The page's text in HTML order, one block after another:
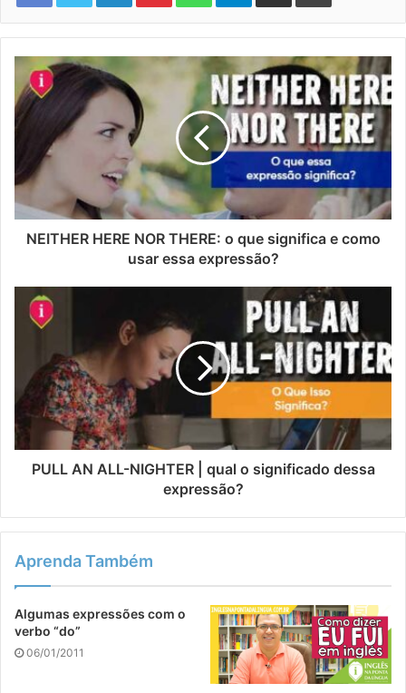
NEITHER HERE NOR THERE: o que significa e como
usar essa expressão?
PULL AN ALL-NIGHTER | qual o significado dessa
expressão?
Aprenda Também
Algumas expressões com o
verbo “do”
06/01/2011